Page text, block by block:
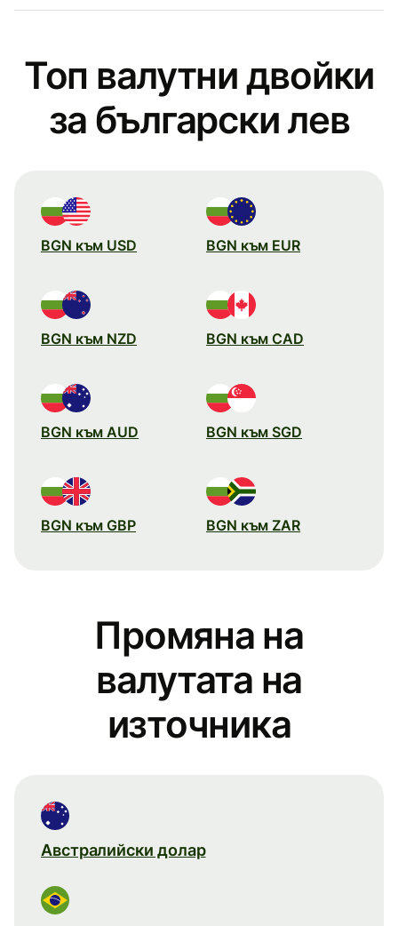
Топ валутни двойки
за български лев
BGN към USD BGN към EUR
BGN към NZD BGN към CAD
BGN към AUD BGN към SGD
BGN към GBP BGN към ZAR
Промяна на
валутата на
източника
Австралийски долар